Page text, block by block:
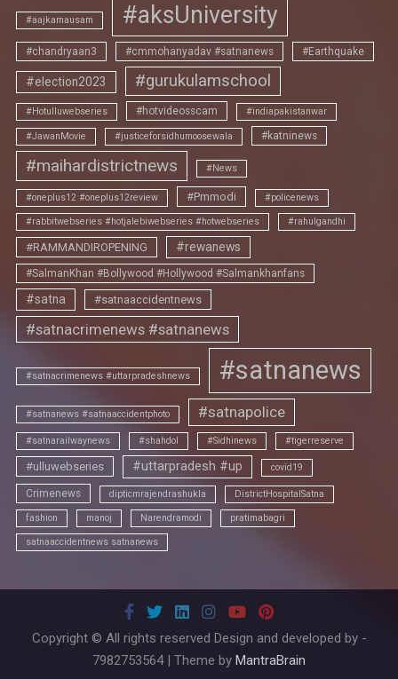
#aajkamausam #aksUniversity
#chandryaan3 #cmmohanyadav #satnanews #Earthquake
#election2023 #gurukulamschool
#Hotulluwebseries #hotvideosscam #indiapakistanwar
#JawanMovie #justiceforsidhumoosewala #katninews
#maihardistrictnews #News
#oneplus12 #oneplus12review #Pmmodi #policenews
#rabbitwebseries #hotjalebiwebseries #hotwebseries #rahulgandhi
#RAMMANDIROPENING #rewanews
#SalmanKhan #Bollywood #Hollywood #Salmankhanfans
#satna #satnaaccidentnews
#satnacrimenews #satnanews
#satnacrimenews #uttarpradeshnews #satnanews
#satnanews #satnaaccidentphoto #satnapolice
#satnarailwaynews #shahdol #Sidhinews #tigerreserve
#ulluwebseries #uttarpradesh #up covid19
Crimenews dipticmrajendrashukla DistrictHospitalSatna
fashion manoj Narendramodi pratimabagri
satnaaccidentnews satnanews
Copyright © All rights reserved Design and developed by -
7982753564 | Theme by MantraBrain